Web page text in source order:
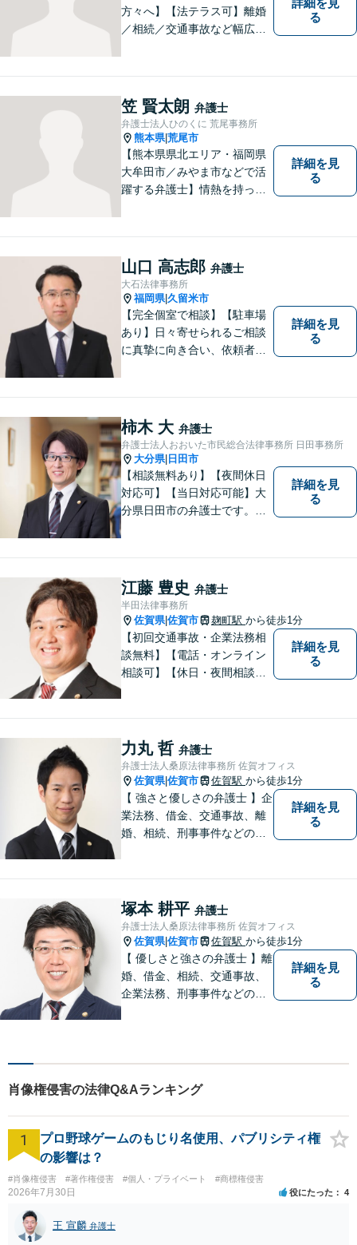
方々へ】【法テラス可】離婚
／相続／交通事故など幅広く
そう地域に法的サービスを提
供してまいります。お気軽に
ご相談を！
る
笠 賢太朗 弁護士
弁護士法人ひのくに 荒尾事務所
熊本県|荒尾市
【熊本県県北エリア・福岡県
大牟田市／みやま市などで活
躍する弁護士】情熱を持って
題に1つ1つ丁寧に取り組みま
す。離婚 、相続、交通事故、
企業法務など幅広いお困りご
とに対応可能です！
詳細を見
る
山口 高志郎 弁護士
大石法律事務所
福岡県|久留米市
【完全個室で相談】【駐車場
あり】日々寄せられるご相談
に真摯に向き合い、依頼者の
す法人・個人の方々には、経
営課題の解決に向けた最適な
法的サポートを提供し、安定
した経営基盤の構築をお手伝
いいたします。
詳細を見
る
柿木 大 弁護士
弁護士法人おおいた市民総合法律事務所 日田事務所
大分県| 日田市
【相談無料あり】【夜間休日
対応可】【当日対応可能】大
分県日田市の弁護士です。離
ください。
詳細を見
る
江藤 豊史 弁護士
半田法律事務所
佐賀県|佐賀市 麹町駅 から徒歩1分
【初回交通事故・企業法務相
談無料】【電話・オンライン
相談可】【休日・夜間相談
詳細を見
る
力丸 哲 弁護士
弁護士法人桑原法律事務所 佐賀オフィス
佐賀県|佐賀市 佐賀駅 から徒歩1分
【 強さと優しさの弁護士 】企
業法務、借金、交通事故、離
婚、相続、刑事事件などのご
なリーガルサービスを提供い
たします。
詳細を見
る
塚本 耕平 弁護士
弁護士法人桑原法律事務所 佐賀オフィス
佐賀県|佐賀市 佐賀駅 から徒歩1分
【 優しさと強さの弁護士 】離
婚、借金、相続、交通事故、
企業法務、刑事事件などのご
なリーガルサービスを提供い
たします。
詳細を見
る
肖像権侵害の法律Q&Aランキング
1
プロ野球ゲームのもじり名使用、パブリシティ権
の影響は？
#肖像権侵害 #著作権侵害 #個人・プライベート #商標権侵害
2026年7月30日 役にたった 4
王 宣麟 弁護士